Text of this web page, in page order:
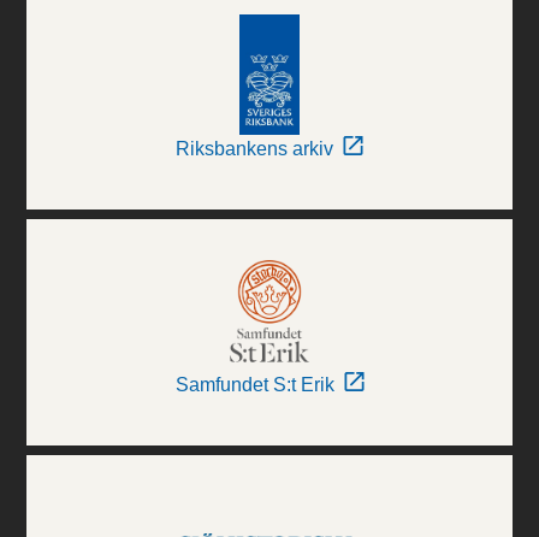
Riksbankens arkiv
Samfundet S:t Erik